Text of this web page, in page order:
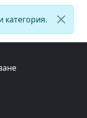
категория.